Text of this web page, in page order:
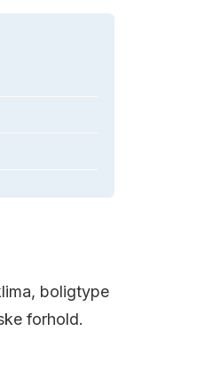
boligtype
forhold.